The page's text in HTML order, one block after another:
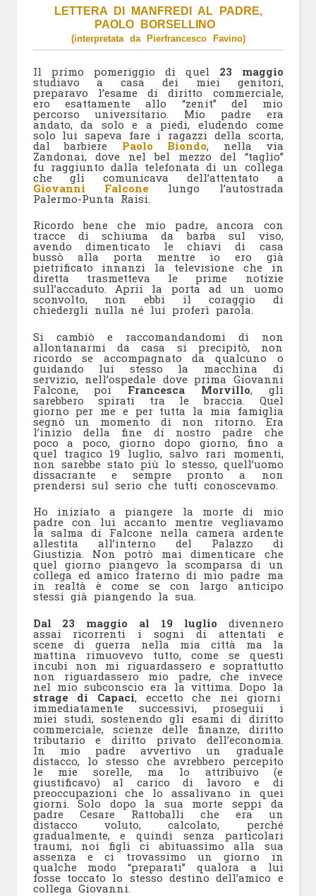
LETTERA DI MANFREDI AL PADRE,
PAOLO BORSELLINO
(interpretata da Pierfrancesco Favino)
Il primo pomeriggio di quel 23 maggio
studiavo a casa dei miei genitori,
preparavo l’esame di diritto commerciale,
ero esattamente allo “zenit” del mio
percorso universitario. Mio padre era
andato, da solo e a piedi, eludendo come
solo lui sapeva fare i ragazzi della scorta,
dal barbiere Paolo Biondo, nella via
Zandonai, dove nel bel mezzo del “taglio”
fu raggiunto dalla telefonata di un collega
che gli comunicava dell’attentato a
Giovanni Falconelungo l’autostrada
Palermo-Punta Raisi.
Ricordo bene che mio padre, ancora con
tracce di schiuma da barba sul viso,
avendo dimenticato le chiavi di casa
bussò alla porta mentre io ero già
pietrificato innanzi la televisione che in
diretta trasmetteva le prime notizie
sull’accaduto. Aprii la porta ad un uomo
sconvolto, non ebbi il coraggio di
chiedergli nulla né lui proferì parola.
Si cambiò e raccomandandomi di non
allontanarmi da casa si precipitò, non
ricordo se accompagnato da qualcuno o
guidando lui stesso la macchina di
servizio, nell’ospedale dove prima Giovanni
Falcone, poi Francesca Morvillo, gli
sarebbero spirati tra le braccia. Quel
giorno per me e per tutta la mia famiglia
segnò un momento di non ritorno. Era
l’inizio della fine di nostro padre che
poco a poco, giorno dopo giorno, fino a
quel tragico 19 luglio, salvo rari momenti,
non sarebbe stato più lo stesso, quell’uomo
dissacrante e sempre pronto a non
prendersi sul serio che tutti conoscevamo.
Ho iniziato a piangere la morte di mio
padre con lui accanto mentre vegliavamo
la salma di Falcone nella camera ardente
allestita all’interno del Palazzo di
Giustizia. Non potrò mai dimenticare che
quel giorno piangevo la scomparsa di un
collega ed amico fraterno di mio padre ma
in realtà è come se con largo anticipo
stessi già piangendo la sua.
Dal 23 maggio al 19 luglio divennero
assai ricorrenti i sogni di attentati e
scene di guerra nella mia città ma la
mattina rimuovevo tutto, come se questi
incubi non mi riguardassero e soprattutto
non riguardassero mio padre, che invece
nel mio subconscio era la vittima. Dopo la
strage di Capaci, eccetto che nei giorni
immediatamente successivi, proseguii i
miei studi, sostenendo gli esami di diritto
commerciale, scienze delle finanze, diritto
tributario e diritto privato dell’economia.
In mio padre avvertivo un graduale
distacco, lo stesso che avrebbero percepito
le mie sorelle, ma lo attribuivo (e
giustificavo) al carico di lavoro e di
preoccupazioni che lo assalivano in quei
giorni. Solo dopo la sua morte seppi da
padre Cesare Rattoballi che era un
distacco voluto, calcolato, perché
gradualmente, e quindi senza particolari
traumi, noi figli ci abituassimo alla sua
assenza e ci trovassimo un giorno in
qualche modo “preparati” qualora a lui
fosse toccato lo stesso destino dell’amico e
collega Giovanni.